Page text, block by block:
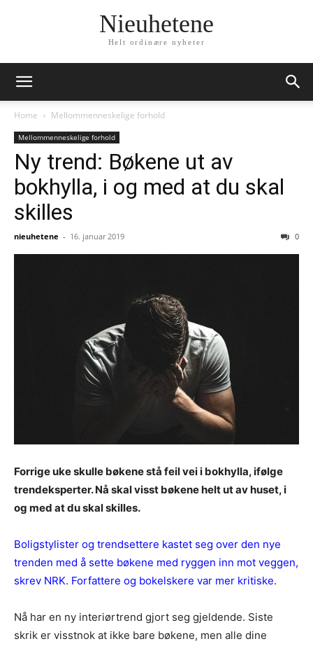
Nieuhetene
Helt ordinære nyheter
Home Mellommenneskelige forhold
Mellommenneskelige forhold
Ny trend: Bøkene ut av
bokhylla, i og med at du skal
skilles
nieuhetene - 16. januar 2019 0
Forrige uke skulle bøkene stå feil vei i bokhylla, ifølge
trendeksperter. Nå skal visst bøkene helt ut av huset, i
og med at du skal skilles.
Boligstylister og trendsettere kastet seg over den nye
trenden med å sette bøkene med ryggen inn mot veggen,
skrev NRK. Forfattere og bokelskere var mer kritiske.
Nå har en ny interiørtrend gjort seg gjeldende. Siste
skrik er visstnok at ikke bare bøkene, men alle dine